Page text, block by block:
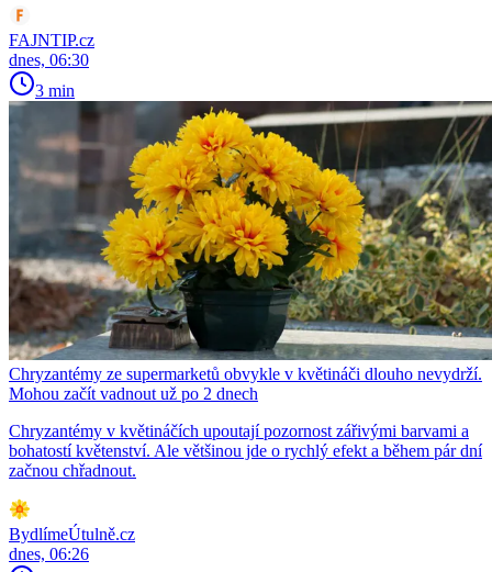
FAJNTIP.cz
dnes, 06:30
3 min
Chryzantémy ze supermarketů obvykle v květináči dlouho nevydrží.
Mohou začít vadnout už po 2 dnech
Chryzantémy v květináčích upoutají pozornost zářivými barvami a
bohatostí květenství. Ale většinou jde o rychlý efekt a během pár dní
začnou chřadnout.
BydlímeÚtulně.cz
dnes, 06:26